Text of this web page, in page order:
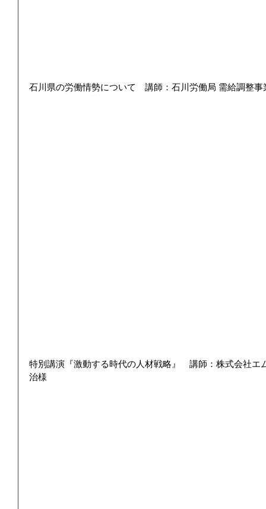
石川県の労働情勢について　講師：石川労働局 需給調整
特別講演『激動する時代の人材戦略』　講師：株式会社エ
治様